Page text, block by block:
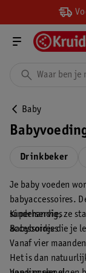
Baby
Drinkbeker
Je baby voeden
babyaccessoires.
superhandig, ze
accessoires die je
Kinderservies
Babybordjes
Vanaf vier
Het is dan